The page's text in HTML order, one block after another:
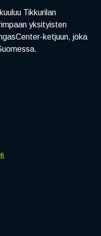
Tikkurilan
yksityisten
ketjuun, joka